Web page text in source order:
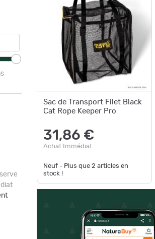
Sac de Transport Filet Black
Cat Rope Keeper Pro
31,86 €
Achat Immédiat
Neuf - Plus que 2 articles en
stock !